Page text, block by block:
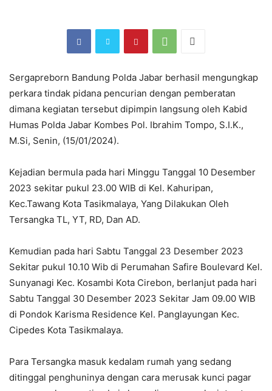
Sergapreborn Bandung Polda Jabar berhasil mengungkap
perkara tindak pidana pencurian dengan pemberatan
dimana kegiatan tersebut dipimpin langsung oleh Kabid
Humas Polda Jabar Kombes Pol. Ibrahim Tompo, S.I.K.,
M.Si, Senin, (15/01/2024).
Kejadian bermula pada hari Minggu Tanggal 10 Desember
2023 sekitar pukul 23.00 WIB di Kel. Kahuripan,
Kec.Tawang Kota Tasikmalaya, Yang Dilakukan Oleh
Tersangka TL, YT, RD, Dan AD.
Kemudian pada hari Sabtu Tanggal 23 Desember 2023
Sekitar pukul 10.10 Wib di Perumahan Safire Boulevard Kel.
Sunyanagi Kec. Kosambi Kota Cirebon, berlanjut pada hari
Sabtu Tanggal 30 Desember 2023 Sekitar Jam 09.00 WIB
di Pondok Karisma Residence Kel. Panglayungan Kec.
Cipedes Kota Tasikmalaya.
Para Tersangka masuk kedalam rumah yang sedang
ditinggal penghuninya dengan cara merusak kunci pagar